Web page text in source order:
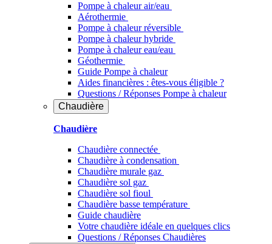
Pompe à chaleur air/eau
Aérothermie
Pompe à chaleur réversible
Pompe à chaleur hybride
Pompe à chaleur​ eau/eau
Géothermie
Guide Pompe à chaleur
Aides financières : êtes-vous éligible ?
Questions / Réponses Pompe à chaleur
Chaudière
Chaudière
Chaudière connectée
Chaudière à condensation
Chaudière murale gaz
Chaudière sol gaz
Chaudière sol fioul
Chaudière basse température
Guide chaudière
Votre chaudière idéale en quelques clics
Questions / Réponses Chaudières